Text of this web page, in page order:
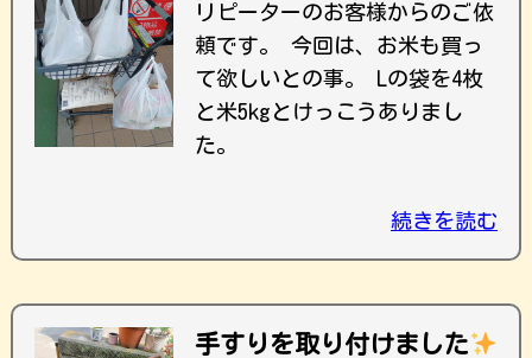
リピーターのお客様からのご依
頼です。 今回は、お米も買っ
て欲しいとの事。 Lの袋を4枚
と米5kgとけっこうありまし
た。
続きを読む
手すりを取り付けました